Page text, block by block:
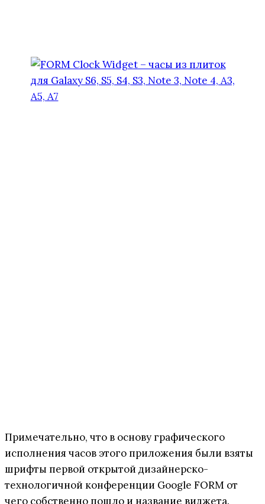
Примечательно, что в основу графического
исполнения часов этого приложения были взяты
шрифты первой открытой дизайнерско-
технологичной конференции Google FORM от
чего собственно пошло и название виджета.